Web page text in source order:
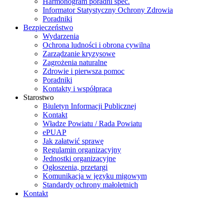
Informator Statystyczny Ochrony Zdrowia
Poradniki
Bezpieczeństwo
Wydarzenia
Ochrona ludności i obrona cywilna
Zarządzanie kryzysowe
Zagrożenia naturalne
Zdrowie i pierwsza pomoc
Poradniki
Kontakty i współpraca
Starostwo
Biuletyn Informacji Publicznej
Kontakt
Władze Powiatu / Rada Powiatu
ePUAP
Jak załatwić sprawę
Regulamin organizacyjny
Jednostki organizacyjne
Ogłoszenia, przetargi
Komunikacja w języku migowym
Standardy ochrony małoletnich
Kontakt